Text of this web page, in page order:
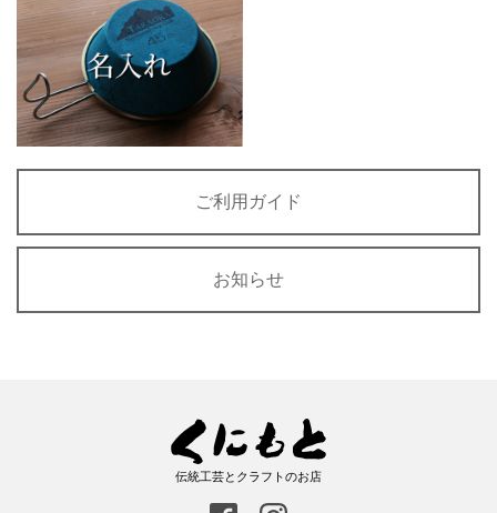
ご利用ガイド
お知らせ
伝統工芸とクラフトのお店